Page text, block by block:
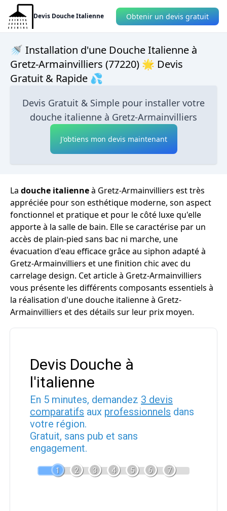
Devis Douche Italienne Obtenir un devis gratuit
🚿 Installation d'une Douche Italienne à
Gretz-Armainvilliers (77220) 🌟 Devis
Gratuit & Rapide 💦
Devis Gratuit & Simple pour installer votre
douche italienne à Gretz-Armainvilliers
J'obtiens mon devis maintenant
La douche italienneà Gretz-Armainvilliers est très
appréciée pour son esthétique moderne, son aspect
fonctionnel et pratique et pour le côté luxe qu'elle
apporte à la salle de bain. Elle se caractérise par un
accès de plain-pied sans bac ni marche, une
évacuation d'eau efficace grâce au siphon adapté à
Gretz-Armainvilliers et une finition chic avec du
carrelage design. Cet article à Gretz-Armainvilliers
vous présente les différents composants essentiels à
la réalisation d'une douche italienne à Gretz-
Armainvilliers et des détails sur leur prix moyen.
Devis Douche à
l'italienne
En 5 minutes, demandez 3 devis
comparatifs aux professionnels dans
votre région.
Gratuit, sans pub et sans
engagement.
1 2 3 4 5 6 7